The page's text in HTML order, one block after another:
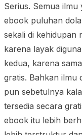
Serius. Semua
ebook puluhan
sekali di kehidupan
karena layak
kedua, karena
gratis. Bahkan ilmu
pun sebetulnya
tersedia secara
ebook itu lebih